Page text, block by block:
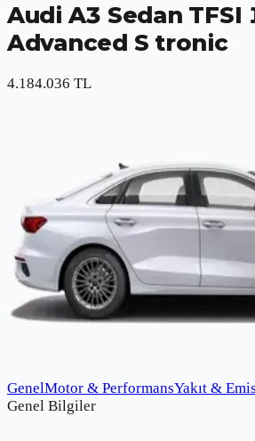
Audi A3 Sedan TFSI
Advanced S tronic
4.184.036 TL
GenelMotor & PerformansYakıt &
Genel Bilgiler